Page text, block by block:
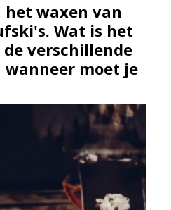
het waxen van
Wat is het
verschillende
wanneer moet je